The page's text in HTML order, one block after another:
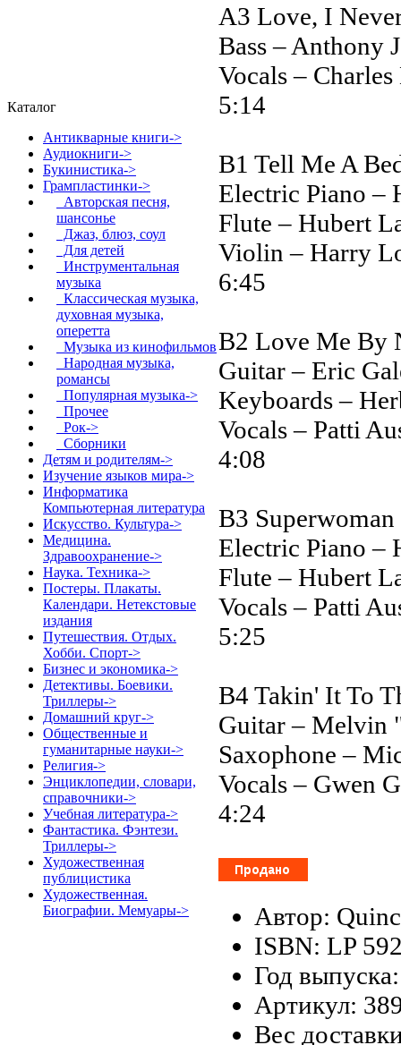
Каталог
Антикварные книги->
Аудиокниги->
Букинистика->
Грампластинки->
Авторская песня,
шансонье
Джаз, блюз, соул
Для детей
Инструментальная
музыка
Классическая музыка,
духовная музыка,
оперетта
Музыка из кинофильмов
Народная музыка,
романсы
Популярная музыка->
Прочее
Рок->
Сборники
Детям и родителям->
Изучение языков мира->
Информатика
Компьютерная литература
Искусство. Культура->
Медицина.
Здравоохранение->
Наука. Техника->
Постеры. Плакаты.
Календари. Нетекстовые
издания
Путешествия. Отдых.
Хобби. Спорт->
Бизнес и экономика->
Детективы. Боевики.
Триллеры->
Домашний круг->
Общественные и
гуманитарные науки->
Религия->
Энциклопедии, словари,
справочники->
Учебная литература->
Фантастика. Фэнтези.
Триллеры->
Художественная
публицистика
Художественная.
Биографии. Мемуары->
A3 Love, I
Bass – Anthony
Vocals –
5:14
B1 Tell Me A
Electric Piano –
Flute – Hubert
Violin – Harry
6:45
B2 Love Me By
Guitar – Eric
Keyboards –
Vocals – Patti
4:08
B3
Electric Piano –
Flute – Hubert
Vocals – Patti
5:25
B4 Takin' It To
Guitar – Melvin
Saxophone –
Vocals – Gwen
4:24
Автор:
ISBN: LP
Год
Артикул:
Вес